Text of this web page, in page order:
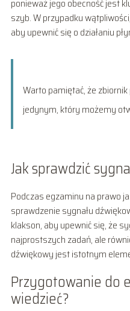
ponieważ jego obecność jest
szyb. W przypadku
aby upewnić się o działaniu
Warto pamiętać, że
jedynym, który możemy
Jak sprawdzić
Podczas egzaminu na prawo
sprawdzenie sygnału
klakson, aby upewnić się, że
najprostszych zadań, ale
dźwiękowy jest istotnym
Przygotowanie do
wiedzieć?